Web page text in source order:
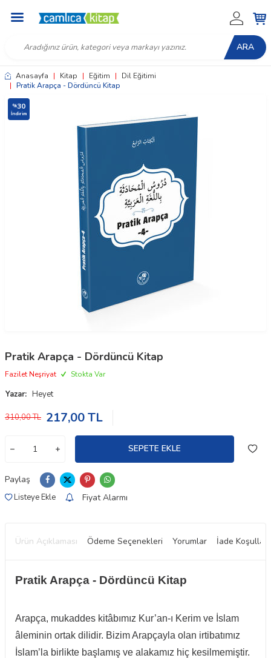
ARA
Anasayfa | Kitap | Eğitim |
Dil Eğitimi
| Pratik Arapça - Dördüncü Kitap
%30
İndirim
Pratik Arapça - Dördüncü Kitap
Fazilet Neşriyat Stokta Var
Yazar: Heyet
310,00TL 217,00TL
SEPETE EKLE
Paylaş
Listeye Ekle Fiyat Alarmı
Ürün Açıklaması Ödeme Seçenekleri Yorumlar İade Koşulları
Pratik Arapça - Dördüncü Kitap
Arapça, mukaddes kitâbımız Kur’an-ı Kerim ve İslam
âleminin ortak dilidir. Bizim Arapçayla olan irtibatımız
İslam’la birlikte başlamış ve alakamız hiç kesilmemiştir.